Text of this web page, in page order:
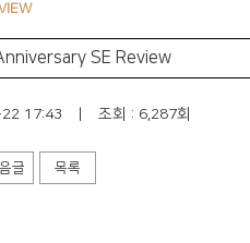
SE Review
17:43 조회 : 6,287회
글 목록